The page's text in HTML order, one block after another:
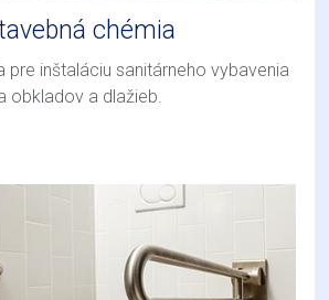
chémia
pre inštaláciu sanitárneho vybavenia
obkladov a dlažieb.